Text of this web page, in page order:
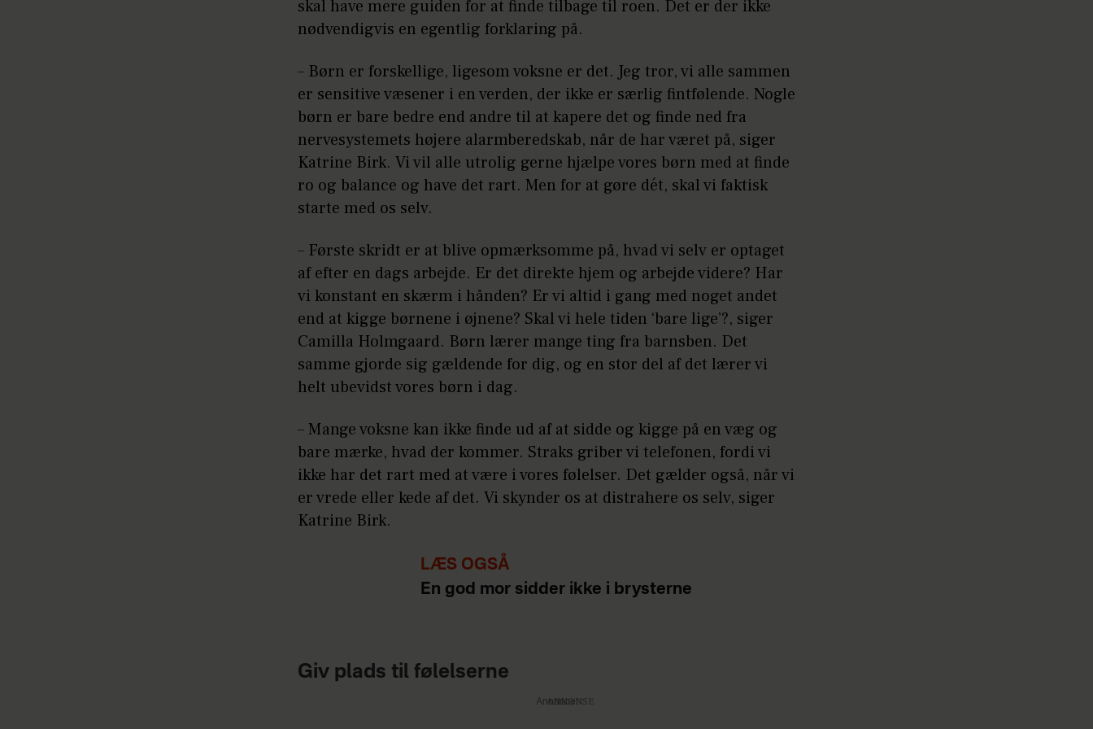
skal have mere guiden for at finde tilbage til roen. Det er der ikke
nødvendigvis en egentlig forklaring på.
– Børn er forskellige, ligesom voksne er det. Jeg tror, vi alle sammen
er sensitive væsener i en verden, der ikke er særlig fintfølende. Nogle
børn er bare bedre end andre til at kapere det og finde ned fra
nervesystemets højere alarmberedskab, når de har været på, siger
Katrine Birk. Vi vil alle utrolig gerne hjælpe vores børn med at finde
ro og balance og have det rart. Men for at gøre dét, skal vi faktisk
starte med os selv.
– Første skridt er at blive opmærksomme på, hvad vi selv er optaget
af efter en dags arbejde. Er det direkte hjem og arbejde videre? Har
vi konstant en skærm i hånden? Er vi altid i gang med noget andet
end at kigge børnene i øjnene? Skal vi hele tiden ‘bare lige’?, siger
Camilla Holmgaard. Børn lærer mange ting fra barnsben. Det
samme gjorde sig gældende for dig, og en stor del af det lærer vi
helt ubevidst vores børn i dag.
– Mange voksne kan ikke finde ud af at sidde og kigge på en væg og
bare mærke, hvad der kommer. Straks griber vi telefonen, fordi vi
ikke har det rart med at være i vores følelser. Det gælder også, når vi
er vrede eller kede af det. Vi skynder os at distrahere os selv, siger
Katrine Birk.
LÆS OGSÅ
En god mor sidder ikke i brysterne
Giv plads til følelserne
Annonce